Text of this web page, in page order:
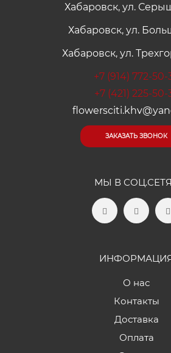
Хабаровск, ул.
Хабаровск, ул.
Хабаровск, ул.
+7 (914) 772-50-
+7 (421) 225-50-
ЗАКАЗАТЬ ЗВОНОК
МЫ В
О нас
Контакты
Доставка
Оплата